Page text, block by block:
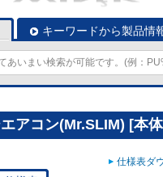
キーワードから製品情
アコン(Mr.SLIM) [本
仕様表ダ